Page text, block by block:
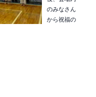
のみなさん
から祝福の